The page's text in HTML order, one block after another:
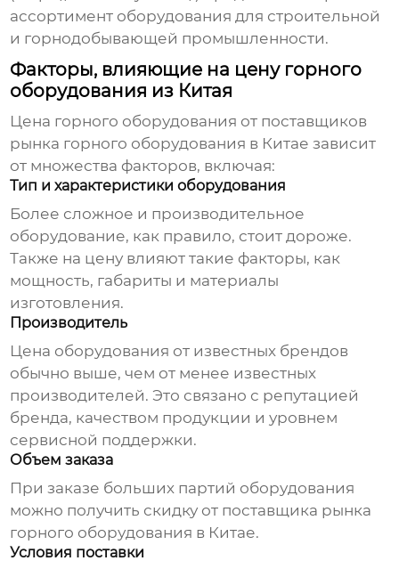
ассортимент оборудования для строительной
и горнодобывающей промышленности.
Факторы, влияющие на цену горного
оборудования из Китая
Цена горного оборудования от поставщиков
рынка горного оборудования в Китае зависит
от множества факторов, включая:
Тип и характеристики оборудования
Более сложное и производительное
оборудование, как правило, стоит дороже.
Также на цену влияют такие факторы, как
мощность, габариты и материалы
изготовления.
Производитель
Цена оборудования от известных брендов
обычно выше, чем от менее известных
производителей. Это связано с репутацией
бренда, качеством продукции и уровнем
сервисной поддержки.
Объем заказа
При заказе больших партий оборудования
можно получить скидку от поставщика рынка
горного оборудования в Китае.
Условия поставки